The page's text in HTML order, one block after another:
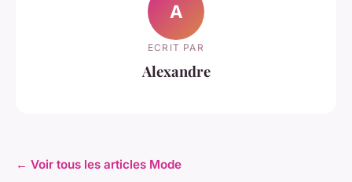
A
ECRIT PAR
Alexandre
← Voir tous les articles Mode